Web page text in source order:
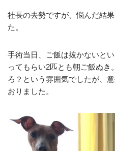
社長の去勢ですが、悩んだ結
た。
手術当日、ご飯は抜かないと
ってもらい2匹とも朝ご飯ぬ
ろ？という雰囲気でしたが、
おりました。